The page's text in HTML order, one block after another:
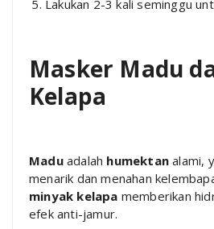
Lakukan 2-3 kali seminggu
Masker Madu
Kelapa
Maduadalah humektan alami,
menarik dan menahan
minyak kelapa memberikan
efek anti-jamur.